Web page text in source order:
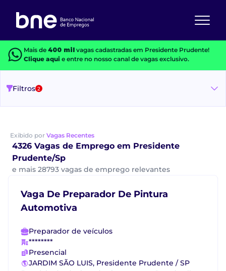
Mais de 400 milvagas cadastradas em Presidente Prudente!
Clique aquie entre no nosso canal de vagas exclusivo.
Filtros 2
Exibido por Vagas Recentes
4326 Vagas de Emprego em Presidente
Prudente/Sp
e mais 28793 vagas de emprego relevantes
Vaga De Preparador De Pintura
Automotiva
Preparador de veículos
********
Presencial
JARDIM SÃO LUIS, Presidente Prudente / SP